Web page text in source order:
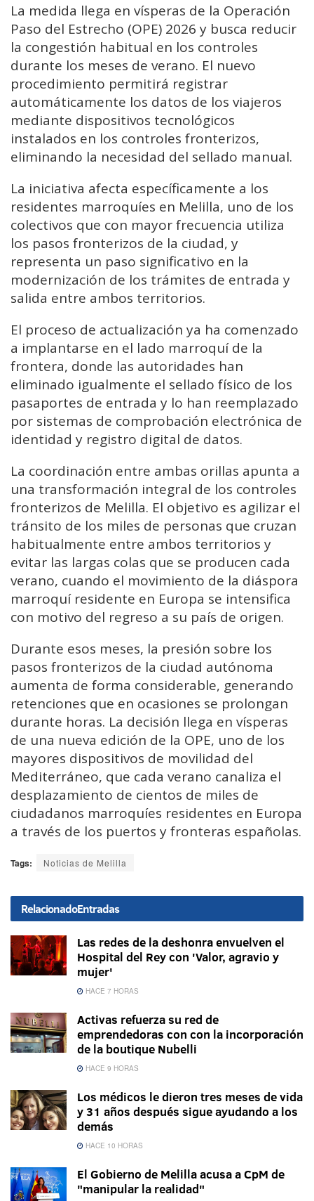
La medida llega en vísperas de la Operación
Paso del Estrecho (OPE) 2026 y busca reducir
la congestión habitual en los controles
durante los meses de verano. El nuevo
procedimiento permitirá registrar
automáticamente los datos de los viajeros
mediante dispositivos tecnológicos
instalados en los controles fronterizos,
eliminando la necesidad del sellado manual.
La iniciativa afecta específicamente a los
residentes marroquíes en Melilla, uno de los
colectivos que con mayor frecuencia utiliza
los pasos fronterizos de la ciudad, y
representa un paso significativo en la
modernización de los trámites de entrada y
salida entre ambos territorios.
El proceso de actualización ya ha comenzado
a implantarse en el lado marroquí de la
frontera, donde las autoridades han
eliminado igualmente el sellado físico de los
pasaportes de entrada y lo han reemplazado
por sistemas de comprobación electrónica de
identidad y registro digital de datos.
La coordinación entre ambas orillas apunta a
una transformación integral de los controles
fronterizos de Melilla. El objetivo es agilizar el
tránsito de los miles de personas que cruzan
habitualmente entre ambos territorios y
evitar las largas colas que se producen cada
verano, cuando el movimiento de la diáspora
marroquí residente en Europa se intensifica
con motivo del regreso a su país de origen.
Durante esos meses, la presión sobre los
pasos fronterizos de la ciudad autónoma
aumenta de forma considerable, generando
retenciones que en ocasiones se prolongan
durante horas. La decisión llega en vísperas
de una nueva edición de la OPE, uno de los
mayores dispositivos de movilidad del
Mediterráneo, que cada verano canaliza el
desplazamiento de cientos de miles de
ciudadanos marroquíes residentes en Europa
a través de los puertos y fronteras españolas.
Tags: Noticias de Melilla
RelacionadoEntradas
Las redes de la deshonra envuelven el
Hospital del Rey con 'Valor, agravio y
mujer'
HACE 7 HORAS
Activas refuerza su red de
emprendedoras con con la incorporación
de la boutique Nubelli
HACE 9 HORAS
Los médicos le dieron tres meses de vida
y 31 años después sigue ayudando a los
demás
HACE 10 HORAS
El Gobierno de Melilla acusa a CpM de
"manipular la realidad"